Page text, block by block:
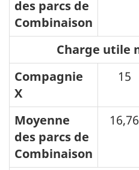
des parcs de
Combinaison
Charge utile
Compagnie
X
15
Moyenne
des parcs de
Combinaison
16,76